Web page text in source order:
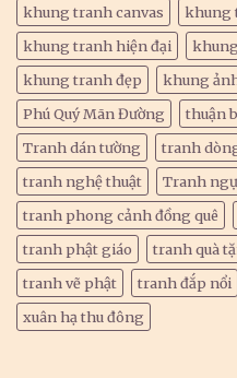
khung tranh canvas
khung
khung tranh hiện đại
khung tranh đẹp
khung
Phú Quý Mãn Đường
thuận
Tranh dán tường
tranh
tranh nghệ thuật
Tranh
tranh phong cảnh đồng quê
tranh phật giáo
tranh quà
tranh vẽ phật
tranh đắp nổi
xuân hạ thu đông